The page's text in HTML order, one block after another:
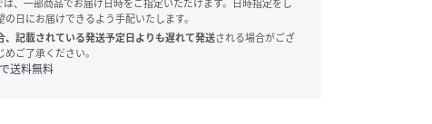
、一部商品でお届け日時をご指定いただけます。日時指定をし
日にお届けできるよう手配いたします。
記載されている発送予定日よりも遅れて発送される場合がござ
ご了承ください。
送料無料